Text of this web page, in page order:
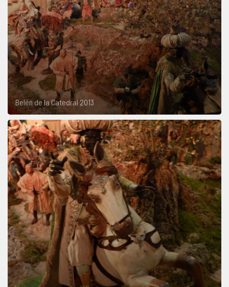
Belén de la Catedral 2013